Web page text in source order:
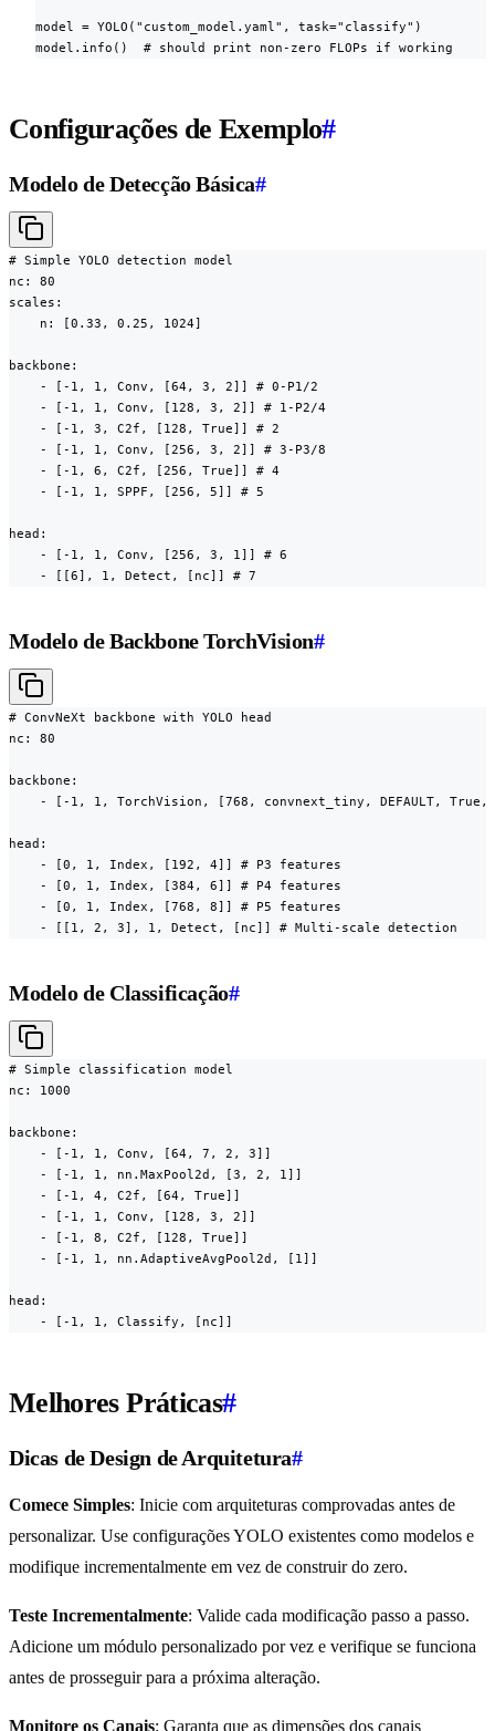
model = YOLO("custom_model.yaml", task="classify")
model.info()  # should print non-zero FLOPs if working
Configurações de Exemplo#
Modelo de Detecção Básica#
# Simple YOLO detection model
nc: 80
scales:
    n: [0.33, 0.25, 1024]
backbone:
    - [-1, 1, Conv, [64, 3, 2]] # 0-P1/2
    - [-1, 1, Conv, [128, 3, 2]] # 1-P2/4
    - [-1, 3, C2f, [128, True]] # 2
    - [-1, 1, Conv, [256, 3, 2]] # 3-P3/8
    - [-1, 6, C2f, [256, True]] # 4
    - [-1, 1, SPPF, [256, 5]] # 5
head:
    - [-1, 1, Conv, [256, 3, 1]] # 6
    - [[6], 1, Detect, [nc]] # 7
Modelo de Backbone TorchVision#
# ConvNeXt backbone with YOLO head
nc: 80
backbone:
- [-1, 1, TorchVision, [768, convnext_tiny, DEFAULT, True,
head:
    - [0, 1, Index, [192, 4]] # P3 features
    - [0, 1, Index, [384, 6]] # P4 features
    - [0, 1, Index, [768, 8]] # P5 features
    - [[1, 2, 3], 1, Detect, [nc]] # Multi-scale detection
Modelo de Classificação#
# Simple classification model
nc: 1000
backbone:
    - [-1, 1, Conv, [64, 7, 2, 3]]
    - [-1, 1, nn.MaxPool2d, [3, 2, 1]]
    - [-1, 4, C2f, [64, True]]
    - [-1, 1, Conv, [128, 3, 2]]
    - [-1, 8, C2f, [128, True]]
    - [-1, 1, nn.AdaptiveAvgPool2d, [1]]
head:
    - [-1, 1, Classify, [nc]]
Melhores Práticas#
Dicas de Design de Arquitetura#
Comece Simples: Inicie com arquiteturas comprovadas antes de
personalizar. Use configurações YOLO existentes como modelos e
modifique incrementalmente em vez de construir do zero.
Teste Incrementalmente: Valide cada modificação passo a passo.
Adicione um módulo personalizado por vez e verifique se funciona
antes de prosseguir para a próxima alteração.
Monitore os Canais: Garanta que as dimensões dos canais